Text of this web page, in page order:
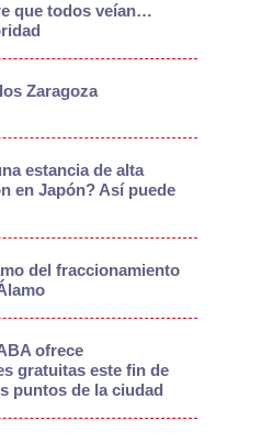
que todos veían…
Zaragoza
estancia de alta
en Japón? Así puede
del fraccionamiento
ofrece
gratuitas este fin de
puntos de la ciudad